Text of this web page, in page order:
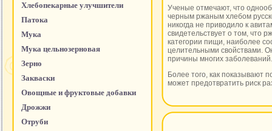
Хлебопекарные улучшители
Патока
Мука
Мука цельнозерновая
Зерно
Закваски
Овощные и фруктовые добавки
Дрожжи
Отруби
Ученые отмечают, что
черным ржаным хлебом
никогда не приводило к
свидетельствует о том, что
категории пищи, наиболее
целительными свойствами.
причины многих заболеваний.
Более того, как показывают
может предотвратить риск